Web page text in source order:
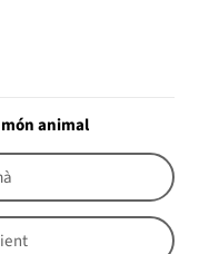
animal